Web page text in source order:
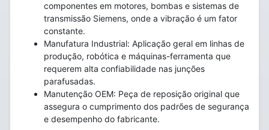
componentes em motores, bombas e sistemas de
transmissão Siemens, onde a vibração é um fator
constante.
Manufatura Industrial: Aplicação geral em linhas de
produção, robótica e máquinas-ferramenta que
requerem alta confiabilidade nas junções
parafusadas.
Manutenção OEM: Peça de reposição original que
assegura o cumprimento dos padrões de segurança
e desempenho do fabricante.